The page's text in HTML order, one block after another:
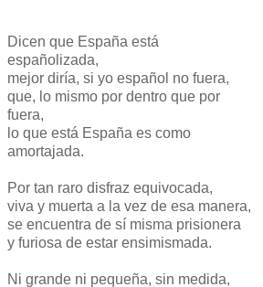
Dicen que España está
españolizada,
mejor diría, si yo español no fuera,
que, lo mismo por dentro que por
fuera,
lo que está España es como
amortajada.
Por tan raro disfraz equivocada,
viva y muerta a la vez de esa manera,
se encuentra de sí misma prisionera
y furiosa de estar ensimismada.
Ni grande ni pequeña, sin medida,